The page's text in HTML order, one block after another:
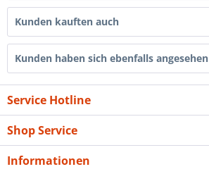
Kunden kauften auch
Kunden haben sich ebenfalls angesehen
Service Hotline
Shop Service
Informationen